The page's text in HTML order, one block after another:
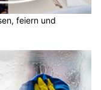
feiern und